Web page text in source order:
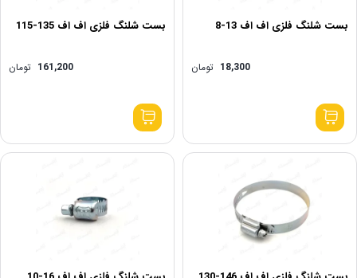
بست شلنگ فلزی اف اف 13-8
18,300 تومان
بست شلنگ فلزی اف اف 135-115
161,200 تومان